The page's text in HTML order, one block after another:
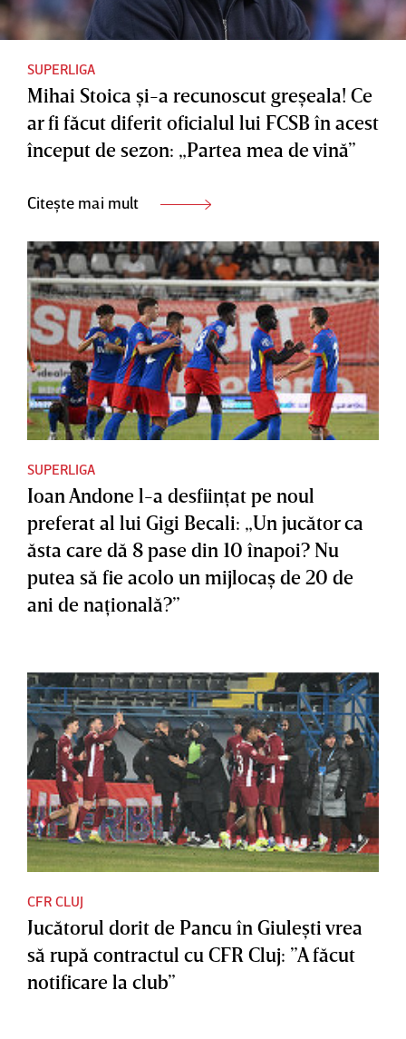
SUPERLIGA
Mihai Stoica şi-a recunoscut greşeala! Ce
ar fi făcut diferit oficialul lui FCSB în acest
început de sezon: „Partea mea de vină”
Citește mai mult
SUPERLIGA
Ioan Andone l-a desfiinţat pe noul
preferat al lui Gigi Becali: „Un jucător ca
ăsta care dă 8 pase din 10 înapoi? Nu
putea să fie acolo un mijlocaş de 20 de
ani de naţională?”
CFR CLUJ
Jucătorul dorit de Pancu în Giuleşti vrea
să rupă contractul cu CFR Cluj: ”A făcut
notificare la club”